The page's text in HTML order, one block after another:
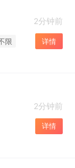
2分钟前
限 详情
2分钟前
详情